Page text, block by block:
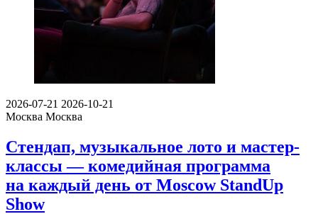
2026-07-21 2026-10-21
Москва Москва
Стендап, музыкальное лото и мастер-
классы — комедийная программа
на каждый день от Moscow StandUp
Show